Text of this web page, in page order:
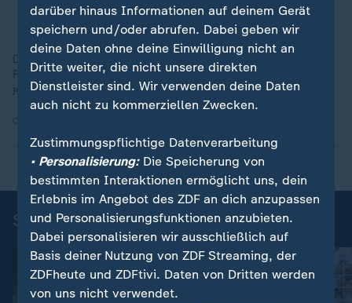
Das war eher die hässliche Seite des Fußballs: Außenseiter
Paraguay bediente sich gegen Frankreich aller Mittel - auch
jenseits des Erlaubten.
Sportnachrichten
darüber hinaus Informationen auf deinem Gerät
speichern und/oder abrufen. Dabei geben wir
deine Daten ohne deine Einwilligung nicht an
Dritte weiter, die nicht unsere direkten
Dienstleister sind. Wir verwenden deine Daten
auch nicht zu kommerziellen Zwecken.
Zustimmungspflichtige Datenverarbeitung
• Personalisierung:Die Speicherung von
bestimmten Interaktionen ermöglicht uns, dein
Erlebnis im Angebot des ZDF an dich anzupassen
und Personalisierungsfunktionen anzubieten.
Dabei personalisieren wir ausschließlich auf
Basis deiner Nutzung von ZDF Streaming, der
ZDFheute und ZDFtivi. Daten von Dritten werden
von uns nicht verwendet.